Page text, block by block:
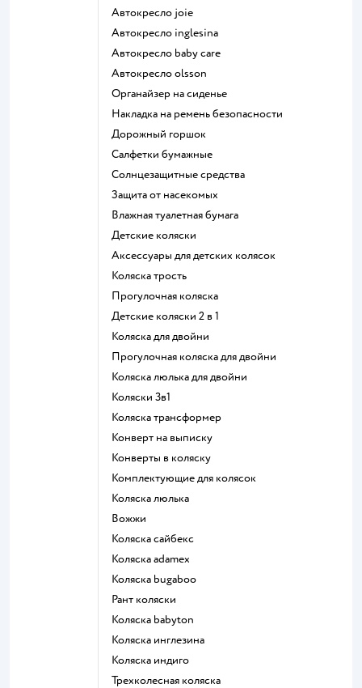
Автокресло joie
Автокресло inglesina
Автокресло baby care
Автокресло olsson
Органайзер на сиденье
Накладка на ремень безопасности
Дорожный горшок
Салфетки бумажные
Солнцезащитные средства
Защита от насекомых
Влажная туалетная бумага
Детские коляски
Аксессуары для детских колясок
Коляска трость
Прогулочная коляска
Детские коляски 2 в 1
Коляска для двойни
Прогулочная коляска для двойни
Коляска люлька для двойни
Коляски 3в1
Коляска трансформер
Конверт на выписку
Конверты в коляску
Комплектующие для колясок
Коляска люлька
Вожжи
Коляска сайбекс
Коляска adamex
Коляска bugaboo
Рант коляски
Коляска babyton
Коляска инглезина
Коляска индиго
Трехколесная коляска